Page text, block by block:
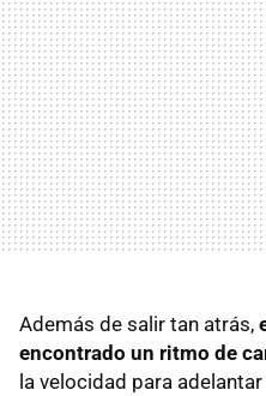
Además de salir tan atrás,
encontrado un ritmo de
la velocidad para